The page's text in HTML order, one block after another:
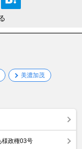
美濃加茂
政権03号